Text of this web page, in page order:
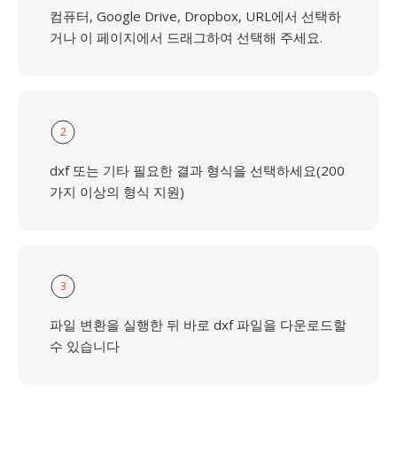
컴퓨터, Google Drive, Dropbox, URL에서 선택하
거나 이 페이지에서 드래그하여 선택해 주세요.
2
dxf 또는 기타 필요한 결과 형식을 선택하세요(200
가지 이상의 형식 지원)
3
파일 변환을 실행한 뒤 바로 dxf 파일을 다운로드할
수 있습니다